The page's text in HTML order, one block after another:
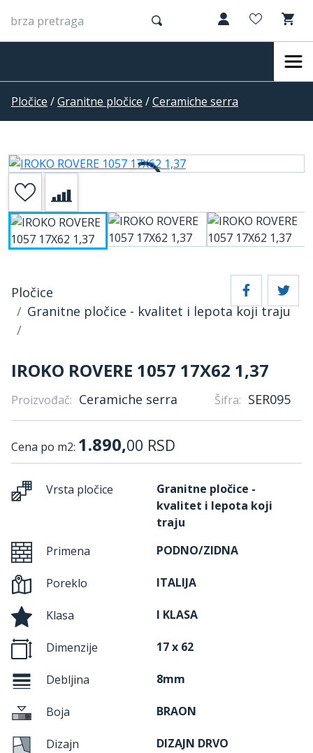
Pločice /Granitne pločice /Ceramiche serra
Pločice
Granitne pločice - kvalitet i lepota koji traju
IROKO ROVERE 1057 17X62 1,37
Proizvođač: Ceramiche serra Šifra: SER095
Cena po m2: 1.890,00 RSD
Vrsta pločice
Granitne pločice -
kvalitet i lepota koji
traju
Primena
PODNO/ZIDNA
Poreklo ITALIJA
Klasa I KLASA
Dimenzije 17 x 62
Debljina 8mm
Boja BRAON
Dizajn DIZAJN DRVO